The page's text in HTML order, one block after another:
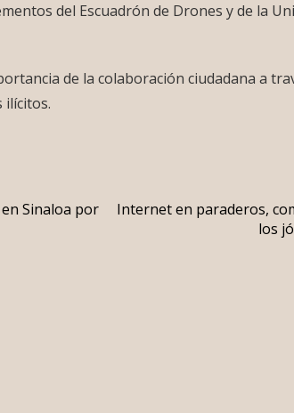
del Escuadrón de Drones y de la
de la colaboración ciudadana a
ilícitos.
Sinaloa por
Internet en paraderos,
los